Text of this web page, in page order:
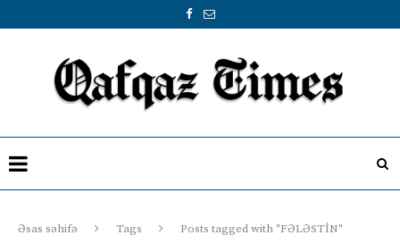
Əsas səhifə Tags Posts tagged with "FƏLƏSTİN"